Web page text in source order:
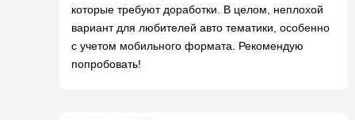
которые требуют доработки. В целом, неплохой
вариант для любителей авто тематики, особенно
с учетом мобильного формата. Рекомендую
попробовать!